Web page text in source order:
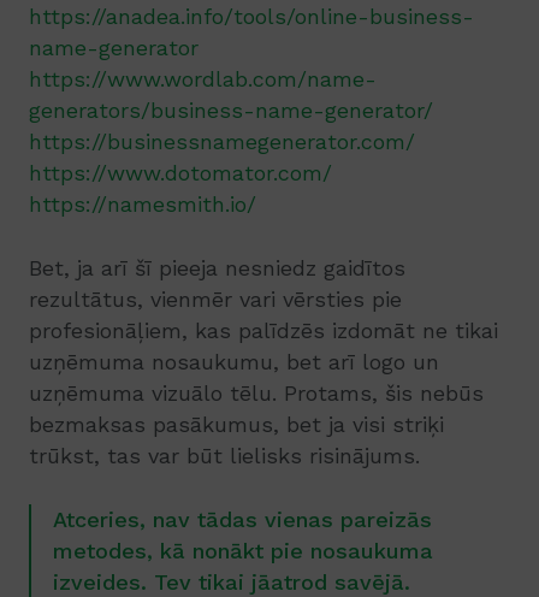
https://anadea.info/tools/online-business-
name-generator
https://www.wordlab.com/name-
generators/business-name-generator/
https://businessnamegenerator.com/
https://www.dotomator.com/
https://namesmith.io/
Bet, ja arī šī pieeja nesniedz gaidītos
rezultātus, vienmēr vari vērsties pie
profesionāļiem, kas palīdzēs izdomāt ne tikai
uzņēmuma nosaukumu, bet arī logo un
uzņēmuma vizuālo tēlu. Protams, šis nebūs
bezmaksas pasākumus, bet ja visi striķi
trūkst, tas var būt lielisks risinājums.
Atceries, nav tādas vienas pareizās
metodes, kā nonākt pie nosaukuma
izveides. Tev tikai jāatrod savējā.